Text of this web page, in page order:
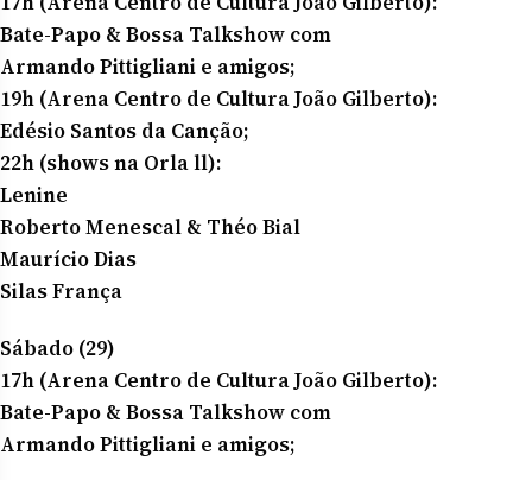
Bate-Papo & Bossa Talkshow com
Armando Pittigliani e amigos;
19h (Arena Centro de Cultura João Gilberto):
Edésio Santos da Canção;
22h (shows na Orla ll):
Lenine
Roberto Menescal & Théo Bial
Maurício Dias
Silas França
Sábado (29)
17h (Arena Centro de Cultura João Gilberto):
Bate-Papo & Bossa Talkshow com
Armando Pittigliani e amigos;